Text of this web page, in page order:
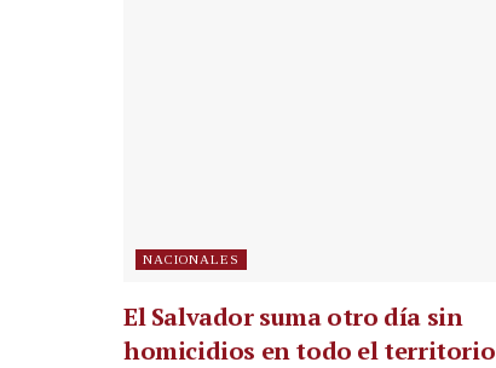
NACIONALES
El Salvador suma otro día sin
homicidios en todo el territorio